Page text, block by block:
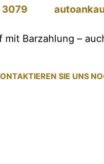
3079
mit Barzahlung –
SIE UNS